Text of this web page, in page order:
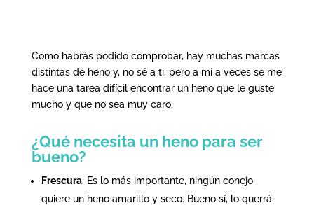
Como habrás podido comprobar, hay muchas marcas
distintas de heno y, no sé a ti, pero a mi a veces se me
hace una tarea difícil encontrar un heno que le guste
mucho y que no sea muy caro.
¿Qué necesita un heno para ser
bueno?
Frescura. Es lo más importante, ningún conejo
quiere un heno amarillo y seco. Bueno sí, lo querrá